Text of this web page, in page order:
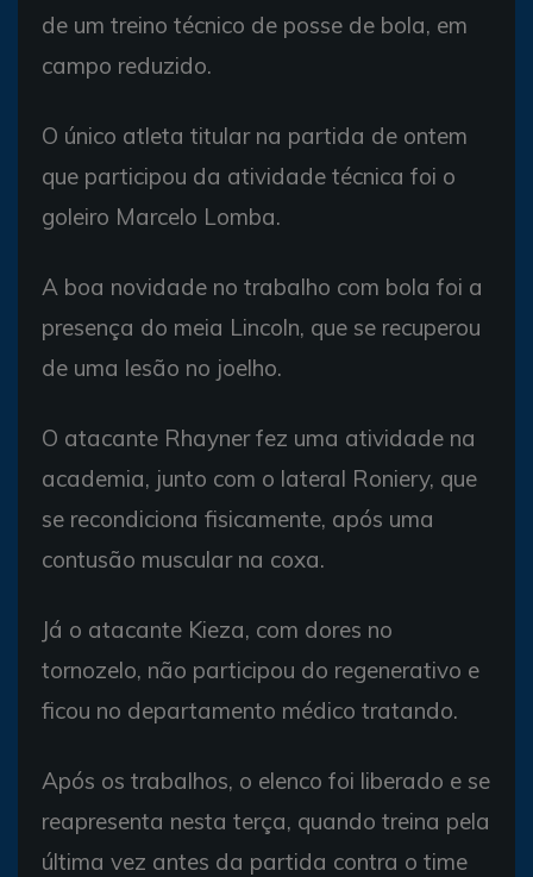
de um treino técnico de posse de bola, em
campo reduzido.
O único atleta titular na partida de ontem
que participou da atividade técnica foi o
goleiro Marcelo Lomba.
A boa novidade no trabalho com bola foi a
presença do meia Lincoln, que se recuperou
de uma lesão no joelho.
O atacante Rhayner fez uma atividade na
academia, junto com o lateral Roniery, que
se recondiciona fisicamente, após uma
contusão muscular na coxa.
Já o atacante Kieza, com dores no
tornozelo, não participou do regenerativo e
ficou no departamento médico tratando.
Após os trabalhos, o elenco foi liberado e se
reapresenta nesta terça, quando treina pela
última vez antes da partida contra o time